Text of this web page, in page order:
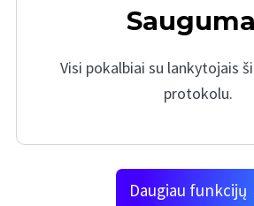
Visi pokalbiai su lankytojais
protokolu.
Daugiau funkcijų